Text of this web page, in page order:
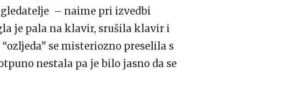
– naime pri izvedbi
je pala na klavir, srušila klavir i
se misteriozno preselila s
nestala pa je bilo jasno da se